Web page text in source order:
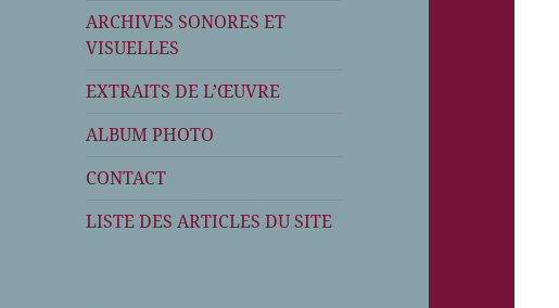
ARCHIVES SONORES ET
VISUELLES
EXTRAITS DE L’ŒUVRE
ALBUM PHOTO
CONTACT
LISTE DES ARTICLES DU SITE